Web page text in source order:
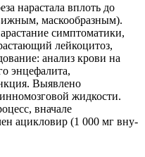
нара­стала вплоть до
ма­скообразным).
симптоматики,
лейкоцитоз,
ана­лиз крови на
энцефалита,
Выявлено
жидкости.
внача­ле
ацикловир (1 000 мг вну­